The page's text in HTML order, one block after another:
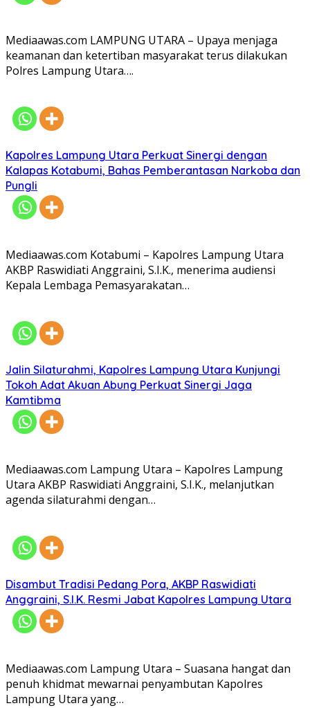
Mediaawas.com LAMPUNG UTARA – Upaya menjaga
keamanan dan ketertiban masyarakat terus dilakukan
Polres Lampung Utara….
Kapolres Lampung Utara Perkuat Sinergi dengan
Kalapas Kotabumi, Bahas Pemberantasan Narkoba dan
Pungli
Mediaawas.com Kotabumi – Kapolres Lampung Utara
AKBP Raswidiati Anggraini, S.I.K., menerima audiensi
Kepala Lembaga Pemasyarakatan…
Jalin Silaturahmi, Kapolres Lampung Utara Kunjungi
Tokoh Adat Akuan Abung Perkuat Sinergi Jaga
Kamtibma
Mediaawas.com Lampung Utara – Kapolres Lampung
Utara AKBP Raswidiati Anggraini, S.I.K., melanjutkan
agenda silaturahmi dengan…
Disambut Tradisi Pedang Pora, AKBP Raswidiati
Anggraini, S.I.K. Resmi Jabat Kapolres Lampung Utara
Mediaawas.com Lampung Utara – Suasana hangat dan
penuh khidmat mewarnai penyambutan Kapolres
Lampung Utara yang…